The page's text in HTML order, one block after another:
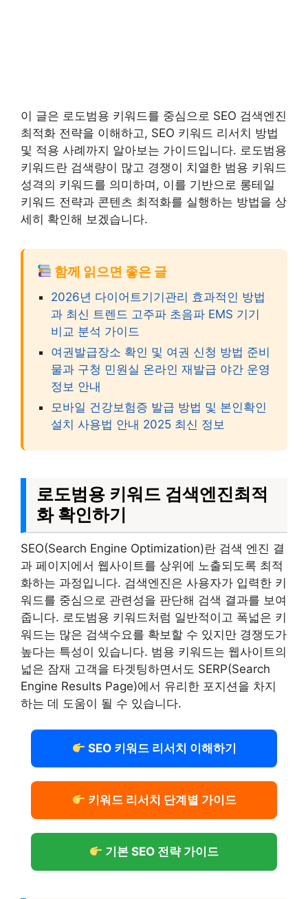
이 글은 로도범용 키워드를 중심으로 SEO 검색엔진
최적화 전략을 이해하고, SEO 키워드 리서치 방법
및 적용 사례까지 알아보는 가이드입니다. 로도범용
키워드란 검색량이 많고 경쟁이 치열한 범용 키워드
성격의 키워드를 의미하며, 이를 기반으로 롱테일
키워드 전략과 콘텐츠 최적화를 실행하는 방법을 상
세히 확인해 보겠습니다.
함께 읽으면 좋은 글
2026년 다이어트기기관리 효과적인 방법
과 최신 트렌드 고주파 초음파 EMS 기기
비교 분석 가이드
여권발급장소 확인 및 여권 신청 방법 준비
물과 구청 민원실 온라인 재발급 야간 운영
정보 안내
모바일 건강보험증 발급 방법 및 본인확인
설치 사용법 안내 2025 최신 정보
로도범용 키워드 검색엔진최적
화 확인하기
SEO(Search Engine Optimization)란 검색 엔진 결
과 페이지에서 웹사이트를 상위에 노출되도록 최적
화하는 과정입니다. 검색엔진은 사용자가 입력한 키
워드를 중심으로 관련성을 판단해 검색 결과를 보여
줍니다. 로도범용 키워드처럼 일반적이고 폭넓은 키
워드는 많은 검색수요를 확보할 수 있지만 경쟁도가
높다는 특성이 있습니다. 범용 키워드는 웹사이트의
넓은 잠재 고객을 타겟팅하면서도 SERP(Search
Engine Results Page)에서 유리한 포지션을 차지
하는 데 도움이 될 수 있습니다.
SEO 키워드 리서치 이해하기
키워드 리서치 단계별 가이드
기본 SEO 전략 가이드